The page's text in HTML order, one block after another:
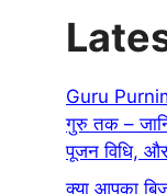
Guru
गुरु तक –
पूजन विधि,
क्या आपका